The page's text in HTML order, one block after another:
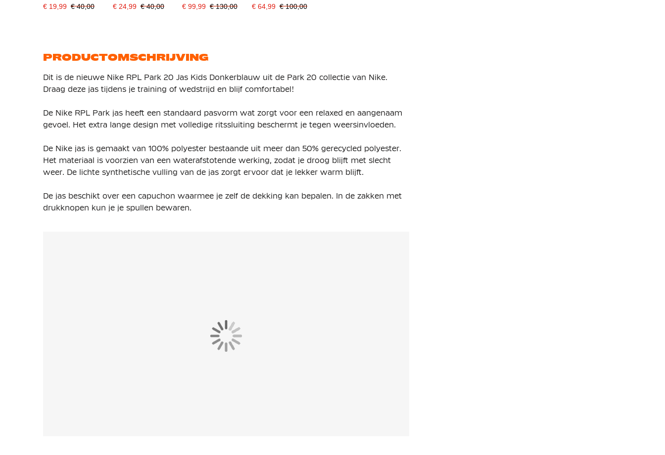
Kids Groen
€ 19,99 € 40,00
Kids Zwart
€ 24,99 € 40,00
€ 99,99 € 130,00
Donkerblauw Wit
€ 64,99 € 100,00
PRODUCTOMSCHRIJVING
Dit is de nieuwe Nike RPL Park 20 Jas Kids Donkerblauw uit de Park 20 collectie van Nike.
Draag deze jas tijdens je training of wedstrijd en blijf comfortabel!
De Nike RPL Park jas heeft een standaard pasvorm wat zorgt voor een relaxed en aangenaam
gevoel. Het extra lange design met volledige ritssluiting beschermt je tegen weersinvloeden.
De Nike jas is gemaakt van 100% polyester bestaande uit meer dan 50% gerecycled polyester.
Het materiaal is voorzien van een waterafstotende werking, zodat je droog blijft met slecht
weer. De lichte synthetische vulling van de jas zorgt ervoor dat je lekker warm blijft.
De jas beschikt over een capuchon waarmee je zelf de dekking kan bepalen. In de zakken met
drukknopen kun je je spullen bewaren.